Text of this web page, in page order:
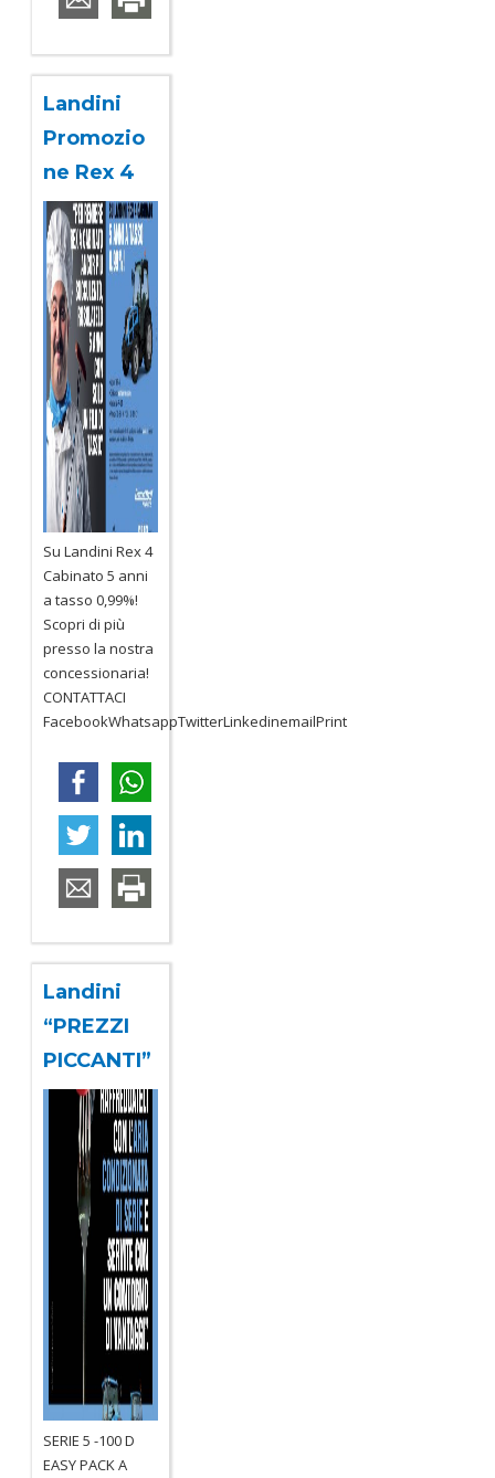
Landini
Promozio
ne Rex 4
Su Landini Rex 4
Cabinato 5 anni
a tasso 0,99%!
Scopri di più
presso la nostra
concessionaria!
CONTATTACI
FacebookWhatsappTwitterLinkedinemailPrint
Landini
“PREZZI
PICCANTI”
SERIE 5 -100 D
EASY PACK A